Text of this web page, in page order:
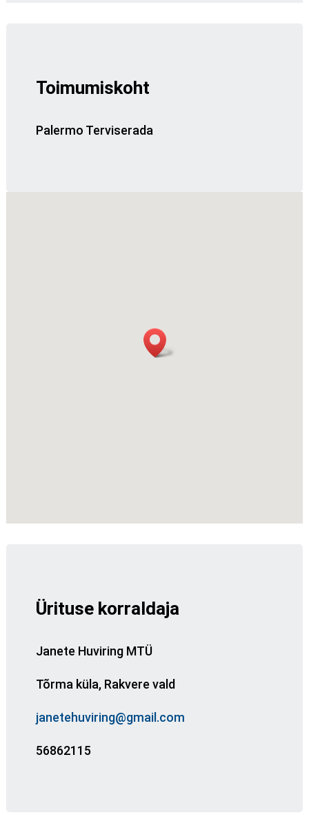
Toimumiskoht
Palermo Terviserada
Ürituse korraldaja
Janete Huviring MTÜ
Tõrma küla, Rakvere vald
janetehuviring@gmail.com
56862115